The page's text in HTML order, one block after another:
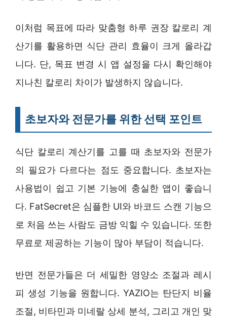
이처럼 목표에 따라 맞춤형 하루 권장 칼로리 계
산기를 활용하면 식단 관리 효율이 크게 올라갑
니다. 단, 목표 변경 시 앱 설정을 다시 확인해야
지나친 칼로리 차이가 발생하지 않습니다.
초보자와 전문가를 위한 선택 포인트
식단 칼로리 계산기를 고를 때 초보자와 전문가
의 필요가 다르다는 점도 중요합니다. 초보자는
사용법이 쉽고 기본 기능에 충실한 앱이 좋습니
다. FatSecret은 심플한 UI와 바코드 스캔 기능으
로 처음 쓰는 사람도 금방 익힐 수 있습니다. 또한
무료로 제공하는 기능이 많아 부담이 적습니다.
반면 전문가들은 더 세밀한 영양소 조절과 레시
피 생성 기능을 원합니다. YAZIO는 탄단지 비율
조절, 비타민과 미네랄 상세 분석, 그리고 개인 맞